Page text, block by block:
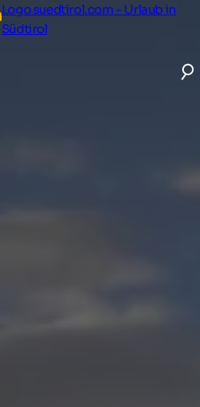
Logo suedtirol.com - Urlaub in
Südtirol